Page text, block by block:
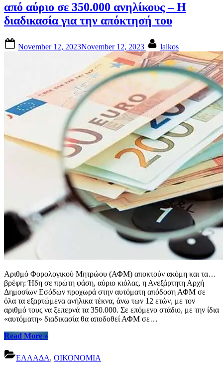
ΟΙΚΟΝΟΜΙΑ
από αύριο σε 350.000 ανηλίκους – Η
διαδικασία για την απόκτησή του
on
November 12, 2023November 12, 2023 laikos
Αριθμό Φορολογικού Μητρώου (ΑΦΜ) αποκτούν ακόμη και τα…
βρέφη: Ήδη σε πρώτη φάση, αύριο κιόλας, η Ανεξάρτητη Αρχή
Δημοσίων Εσόδων προχωρά στην αυτόματη απόδοση ΑΦΜ σε
όλα τα εξαρτώμενα ανήλικα τέκνα, άνω των 12 ετών, με τον
αριθμό τους να ξεπερνά τα 350.000. Σε επόμενο στάδιο, με την ίδια
«αυτόματη» διαδικασία θα αποδοθεί ΑΦΜ σε…
Read More“ΑΦΜ
κούνια:
«Αυτόματη»
»
ΕΛΛΑΔΑ, ΟΙΚΟΝΟΜΙΑ